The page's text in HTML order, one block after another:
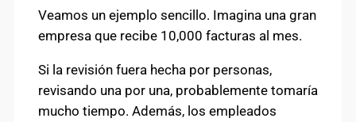
Veamos un ejemplo sencillo. Imagina una gran
empresa que recibe 10,000 facturas al mes.
Si la revisión fuera hecha por personas,
revisando una por una, probablemente tomaría
mucho tiempo. Además, los empleados